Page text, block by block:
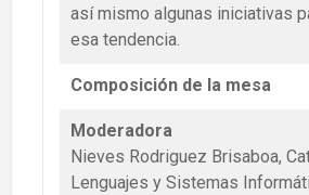
así mismo algunas iniciativas
esa tendencia.
Composición de la mesa
Moderadora
Nieves Rodriguez Brisaboa,
Lenguajes y Sistemas